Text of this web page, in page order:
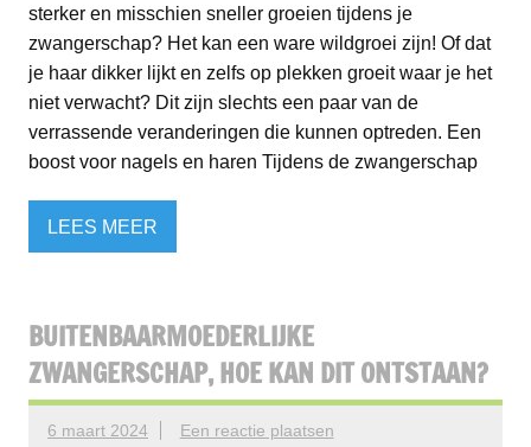
sterker en misschien sneller groeien tijdens je
zwangerschap? Het kan een ware wildgroei zijn! Of dat
je haar dikker lijkt en zelfs op plekken groeit waar je het
niet verwacht? Dit zijn slechts een paar van de
verrassende veranderingen die kunnen optreden. Een
boost voor nagels en haren Tijdens de zwangerschap
LEES MEER
BUITENBAARMOEDERLIJKE
ZWANGERSCHAP, HOE KAN DIT ONTSTAAN?
6 maart 2024 Een reactie plaatsen